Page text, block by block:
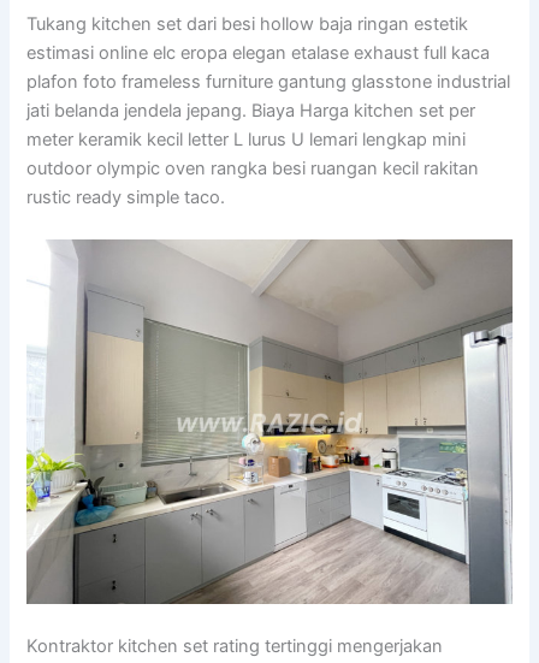
Tukang kitchen set dari besi hollow baja ringan estetik
estimasi online elc eropa elegan etalase exhaust full kaca
plafon foto frameless furniture gantung glasstone industrial
jati belanda jendela jepang. Biaya Harga kitchen set per
meter keramik kecil letter L lurus U lemari lengkap mini
outdoor olympic oven rangka besi ruangan kecil rakitan
rustic ready simple taco.
Kontraktor kitchen set rating tertinggi mengerjakan